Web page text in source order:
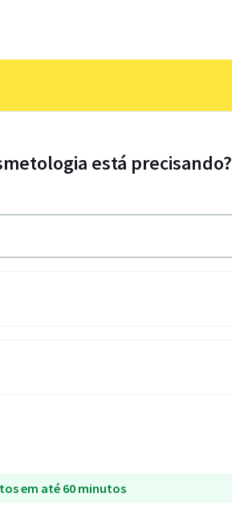
está precisando?
em até 60 minutos